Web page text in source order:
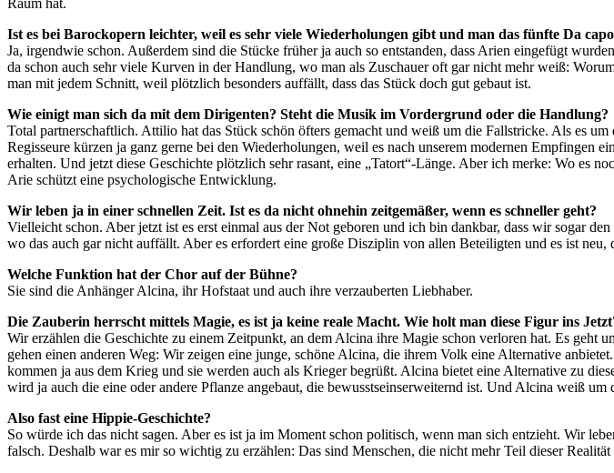
Raum hat.
Ist es bei Barockopern leichter, weil es sehr viele Wiederholungen gibt und man das fünfte Da
Ja, irgendwie schon. Außerdem sind die Stücke früher ja auch so entstanden, dass Arien eingefügt
da schon auch sehr viele Kurven in der Handlung, wo man als Zuschauer oft gar nicht mehr weiß:
man mit jedem Schnitt, weil plötzlich besonders auffällt, dass das Stück doch gut gebaut ist.
Wie einigt man sich da mit dem Dirigenten? Steht die Musik im Vordergrund oder die Handlung?
Total partnerschaftlich. Attilio hat das Stück schön öfters gemacht und weiß um die Fallstricke. Als es
Regisseure kürzen ja ganz gerne bei den Wiederholungen, weil es nach unserem modernen
erhalten. Und jetzt diese Geschichte plötzlich sehr rasant, eine „Tatort“-Länge. Aber ich merke: Wo es
Arie schützt eine psychologische Entwicklung.
Wir leben ja in einer schnellen Zeit. Ist es da nicht ohnehin zeitgemäßer, wenn es schneller geht?
Vielleicht schon. Aber jetzt ist es erst einmal aus der Not geboren und ich bin dankbar, dass wir sogar
wo das auch gar nicht auffällt. Aber es erfordert eine große Disziplin von allen Beteiligten und es ist neu,
Welche Funktion hat der Chor auf der Bühne?
Sie sind die Anhänger Alcina, ihr Hofstaat und auch ihre verzauberten Liebhaber.
Die Zauberin herrscht mittels Magie, es ist ja keine reale Macht. Wie holt man diese Figur ins
Wir erzählen die Geschichte zu einem Zeitpunkt, an dem Alcina ihre Magie schon verloren hat. Es
gehen einen anderen Weg: Wir zeigen eine junge, schöne Alcina, die ihrem Volk eine Alternative
kommen ja aus dem Krieg und sie werden auch als Krieger begrüßt. Alcina bietet eine Alternative zu
wird ja auch die eine oder andere Pflanze angebaut, die bewusstseinserweiternd ist. Und Alcina weiß
Also fast eine Hippie-Geschichte?
So würde ich das nicht sagen. Aber es ist ja im Moment schon politisch, wenn man sich entzieht. Wir
falsch. Deshalb war es mir so wichtig zu erzählen: Das sind Menschen, die nicht mehr Teil dieser